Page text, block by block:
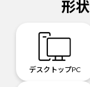
形
デスクトップPC